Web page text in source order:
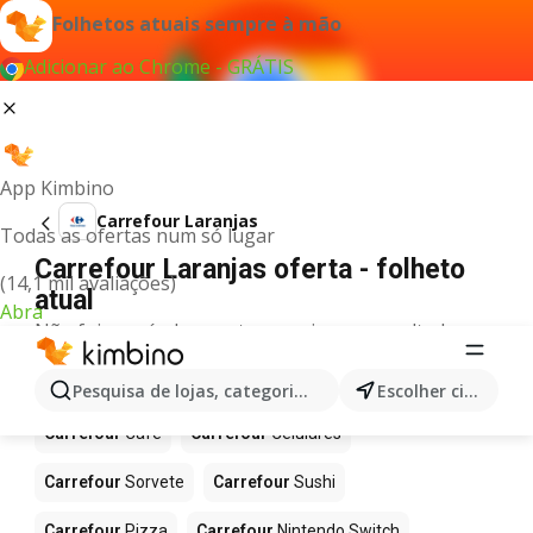
Folhetos atuais sempre à mão
Adicionar ao Chrome - GRÁTIS
App Kimbino
Todas as ofertas num só lugar
(14,1 mil avaliações)
Abra
Pesquisa de lojas, categorias,produtos... Escolher cidade
Carrefour Laranjas
Carrefour Laranjas oferta - folheto
atual
Não foi possível encontrar quaisquer resultados
para este termo.
Mais produtos em Carrefour
Carrefour Café Carrefour Celulares
Carrefour Sorvete Carrefour Sushi